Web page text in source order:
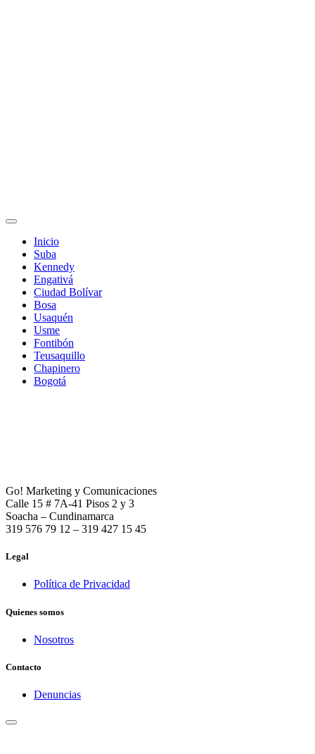
Inicio
Suba
Kennedy
Engativá
Ciudad Bolívar
Bosa
Usaquén
Usme
Fontibón
Teusaquillo
Chapinero
Bogotá
Go! Marketing y Comunicaciones
Calle 15 # 7A-41 Pisos 2 y 3
Soacha – Cundinamarca
319 576 79 12 – 319 427 15 45
Legal
Política de Privacidad
Quienes somos
Nosotros
Contacto
Denuncias